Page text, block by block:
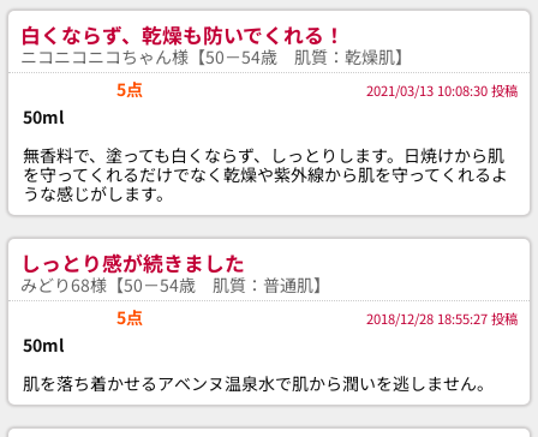
白くならず、乾燥も防いでくれる！
ニコニコニコちゃん様【50－54歳 肌質：乾燥肌】
5点
2021/03/13 10:08:30 投稿
50ml
無香料で、塗っても白くならず、しっとりします。日焼けから肌
を守ってくれるだけでなく乾燥や紫外線から肌を守ってくれるよ
うな感じがします。
しっとり感が続きました
みどり68様【50－54歳 肌質：普通肌】
5点
2018/12/28 18:55:27 投稿
50ml
肌を落ち着かせるアベンヌ温泉水で肌から潤いを逃しません。